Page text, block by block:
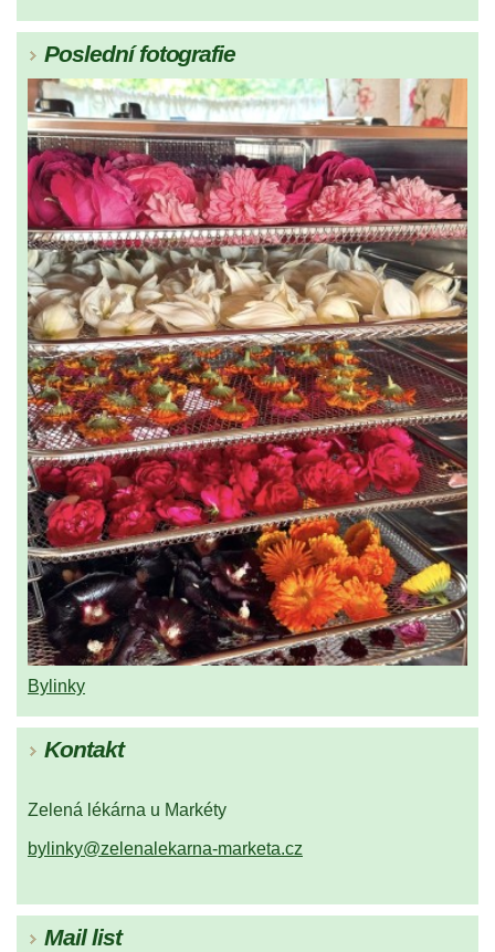
Poslední fotografie
Bylinky
Kontakt
Zelená lékárna u Markéty
bylinky@zelenalekarna-marketa.cz
Mail list